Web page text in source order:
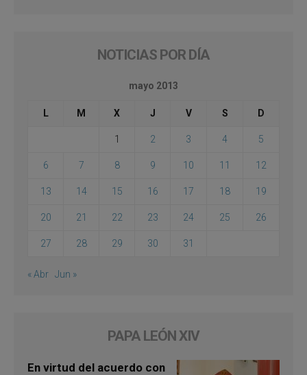
NOTICIAS POR DÍA
mayo 2013
L M X J V S D
1 2 3 4 5
6 7 8 9 10 11 12
13 14 15 16 17 18 19
20 21 22 23 24 25 26
27 28 29 30 31
« Abr Jun »
PAPA LEÓN XIV
En virtud del acuerdo con